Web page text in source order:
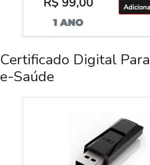
Certificado Digital
e-Saúde